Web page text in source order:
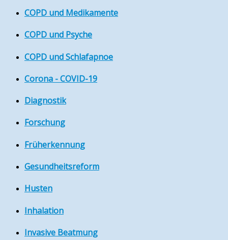
COPD und Medikamente
COPD und Psyche
COPD und Schlafapnoe
Corona - COVID-19
Diagnostik
Forschung
Früherkennung
Gesundheitsreform
Husten
Inhalation
Invasive Beatmung